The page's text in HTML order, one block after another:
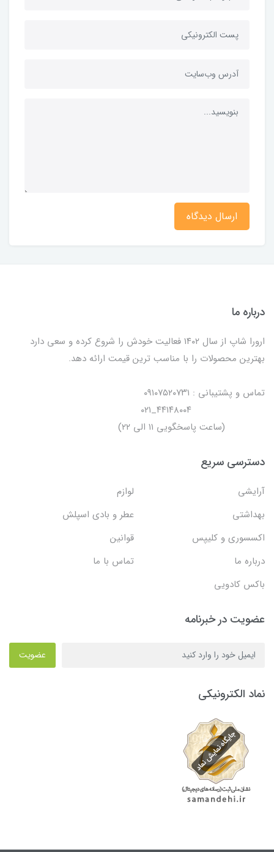
ارسال دیدگاه
درباره ما
ارورا شاپ از سال ۱۴۰۲ فعالیت خودش را شروع کرده و سعی دارد
بهترین محصولات را با مناسب ترین قیمت ارائه دهد.
تماس و پشتیبانی : ۰۹۱۰۷۵۲۰۷۳۱
(ساعت پاسخگویی ۱۱ الی ۲۲)
دسترسی سریع
آرایشی
لوازم
بهداشتی
عطر و بادی اسپلش
اکسسوری و کلیپس
قوانین
درباره ما
تماس با ما
باکس کادویی
عضویت در خبرنامه
عضویت
نماد الکترونیکی